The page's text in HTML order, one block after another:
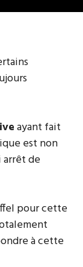
ayant fait
est non
arrêt de
pour cette
à cette